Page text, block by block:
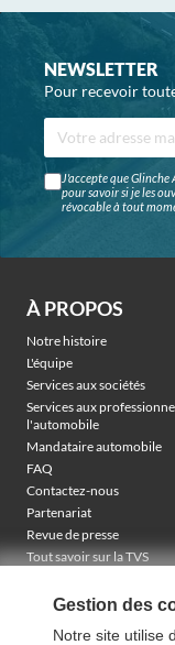
NEWSLETTER
Pour recevoir
J'accepte que Glinche
pour savoir si je les
révocable à tout
À PROPOS
Notre histoire
L'équipe
Services aux sociétés
Services aux
l'automobile
Mandataire automobile
FAQ
Contactez-nous
Partenariat
Revue de presse
Tout savoir sur la TVS
TVA récupérable &
Gestion des
Notre site utilise